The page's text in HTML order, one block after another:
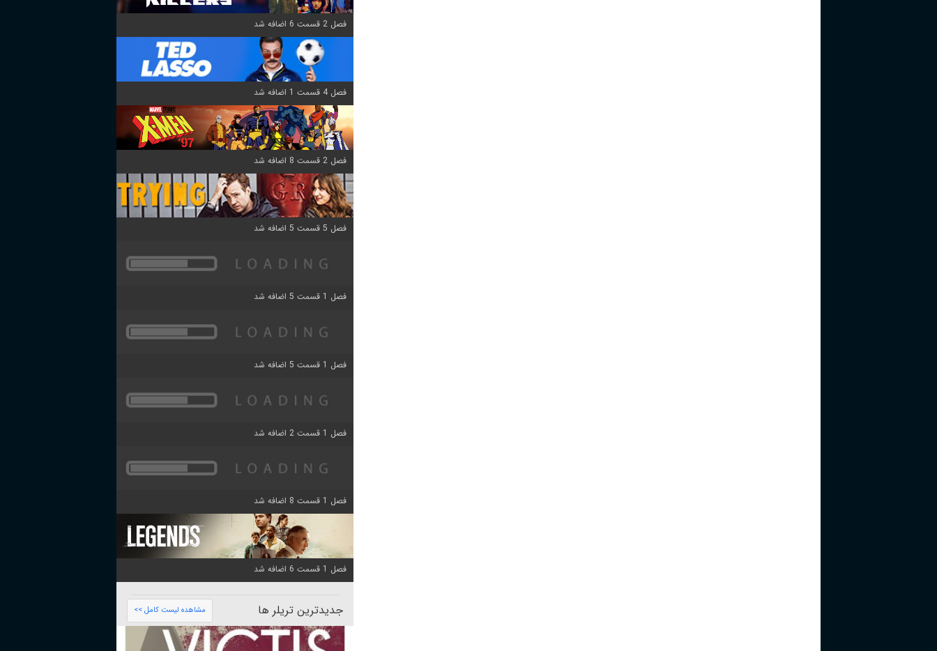
فصل 2 قسمت 6 اضافه شد
فصل 4 قسمت 1 اضافه شد
فصل 2 قسمت 8 اضافه شد
فصل 5 قسمت 5 اضافه شد
فصل 1 قسمت 5 اضافه شد
فصل 1 قسمت 5 اضافه شد
فصل 1 قسمت 2 اضافه شد
فصل 1 قسمت 8 اضافه شد
فصل 1 قسمت 6 اضافه شد
جدیدترین تریلر ها مشاهده لیست کامل >>